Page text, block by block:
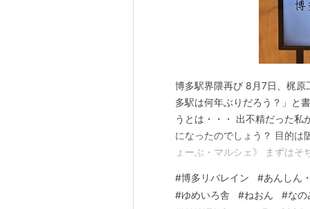
博多駅界隈再び 8月7日、梶
多駅は何年ぶりだろう？」と
うとは・・・ 出不精だった私
になったのでしょう？ 目的は
ょーぶ・マルシェ》 まずはそ
が目当てで出かけて行ったの
ましたので、以下載せますね
#博多リバレイン #あんしん
#ゆめいろ舎 #ねおん #なの